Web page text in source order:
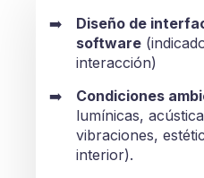
Diseño de
software
interacción)
Condiciones
lumínicas,
vibraciones,
interior).